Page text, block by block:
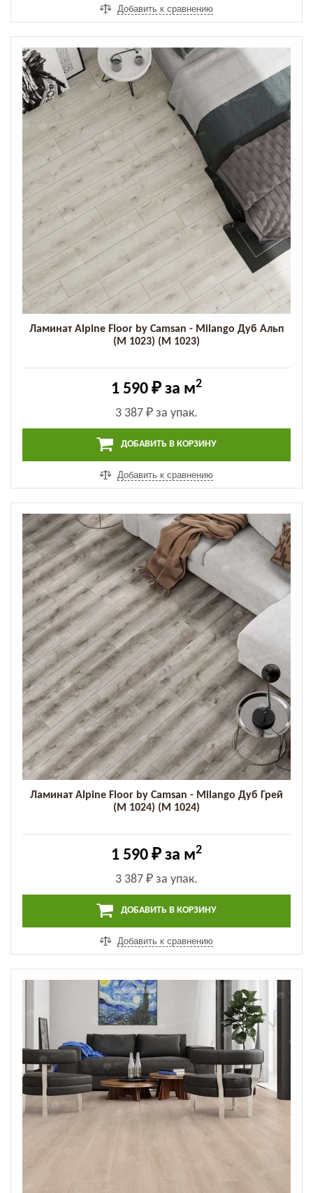
Добавить к сравнению
Ламинат Alpine Floor by Camsan - Milango Дуб Альп
(M 1023) (M 1023)
1 590 ₽ за м2
3 387 ₽ за упак.
ДОБАВИТЬ В КОРЗИНУ
Добавить к сравнению
Ламинат Alpine Floor by Camsan - Milango Дуб Грей
(M 1024) (M 1024)
1 590 ₽ за м2
3 387 ₽ за упак.
ДОБАВИТЬ В КОРЗИНУ
Добавить к сравнению